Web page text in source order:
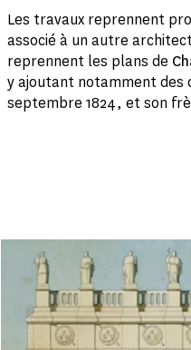
Les travaux reprennent
associé à un autre
reprennent les plans de
y ajoutant notamment des
septembre 1824, et son